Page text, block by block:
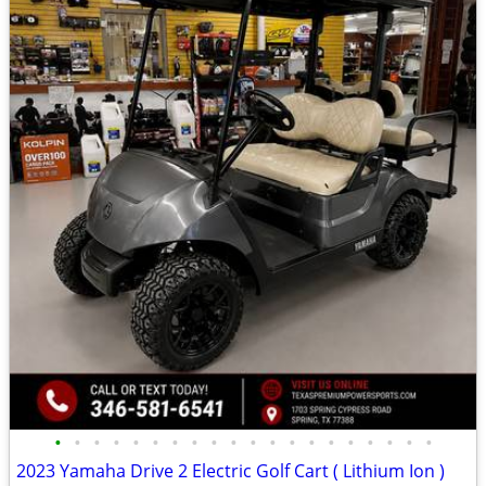
• • • • • • • • • • • • • • • • • • • •
2023 Yamaha Drive 2 Electric Golf Cart ( Lithium Ion )